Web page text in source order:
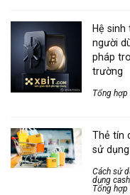
Hệ
người
pháp
trường
Tổng hợp
Thẻ tín
sử
Cách sử
dụng
Tổng hợp